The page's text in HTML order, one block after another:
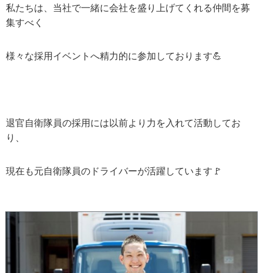
私たちは、当社で一緒に会社を盛り上げてくれる仲間を募
集すべく
様々な採用イベントへ精力的に参加しております💪
退官自衛隊員の採用には以前より力を入れて活動してお
り、
現在も元自衛隊員のドライバーが活躍しています 🚩